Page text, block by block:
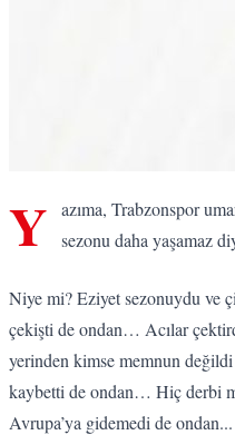
Y
azıma, Trabzonspor
sezonu daha yaşamaz
Niye mi? Eziyet sezonuydu ve
çekişti de ondan… Acılar
yerinden kimse memnun
kaybetti de ondan… Hiç derbi
Avrupa’ya gidemedi de